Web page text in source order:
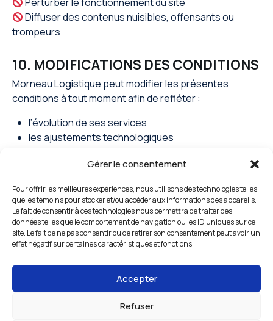
Gérer le consentement
Pour offrir les meilleures expériences, nous utilisons des technologies telles
que les témoins pour stocker et/ou accéder aux informations des appareils.
Le fait de consentir à ces technologies nous permettra de traiter des
données telles que le comportement de navigation ou les ID uniques sur ce
site. Le fait de ne pas consentir ou de retirer son consentement peut avoir un
effet négatif sur certaines caractéristiques et fonctions.
Accepter
Refuser
Diffuser des contenus nuisibles, offensants ou
trompeurs
10. MODIFICATIONS DES CONDITIONS
Morneau Logistique peut modifier les présentes
conditions à tout moment afin de refléter :
l’évolution de ses services
les ajustements technologiques
régulièrement.
11. DROIT APPLICABLE
Les présentes conditions sont régies par les lois en
Tout litige sera soumis à la compétence exclusive des
tribunaux du district judiciaire de Québec.